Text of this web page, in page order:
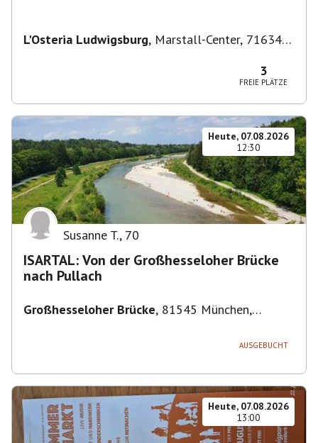
L'Osteria Ludwigsburg, Marstall-Center, 71634
3
FREIE PLÄTZE
Heute, 07.08.2026
12:30
Susanne T., 70
ISARTAL: Von der Großhesseloher Brücke
nach Pullach
Großhesseloher Brücke, 81545 München,
AUSGEBUCHT
Heute, 07.08.2026
13:00